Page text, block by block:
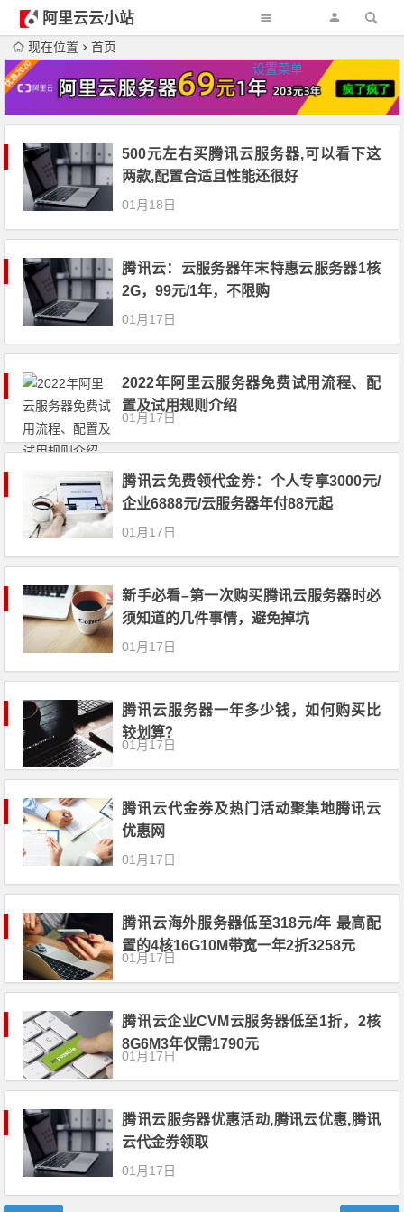
阿里云云小站
设置菜单
现在位置 首页
500元左右买腾讯云服务器,可以看下这
两款,配置合适且性能还很好
01月18日
腾讯云：云服务器年末特惠云服务器1核
2G，99元/1年，不限购
01月17日
2022年阿里云服务器免费试用流程、配
置及试用规则介绍
01月17日
腾讯云免费领代金券：个人专享3000元/
企业6888元/云服务器年付88元起
01月17日
新手必看–第一次购买腾讯云服务器时必
须知道的几件事情，避免掉坑
01月17日
腾讯云服务器一年多少钱，如何购买比
较划算？
01月17日
腾讯云代金券及热门活动聚集地腾讯云
优惠网
01月17日
腾讯云海外服务器低至318元/年 最高配
置的4核16G10M带宽一年2折3258元
01月17日
腾讯云企业CVM云服务器低至1折，2核
8G6M3年仅需1790元
01月17日
腾讯云服务器优惠活动,腾讯云优惠,腾讯
云代金券领取
01月17日